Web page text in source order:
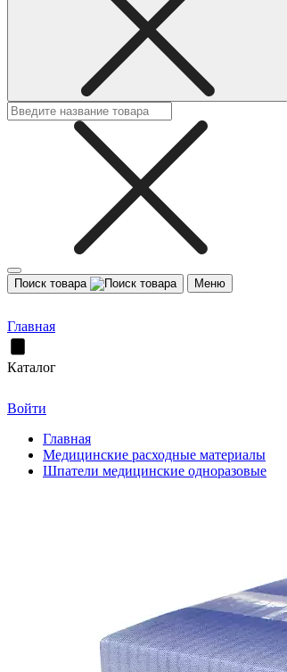
Поиск товара Меню
Главная
Каталог
Войти
Главная
Медицинские расходные материалы
Шпатели медицинские одноразовые